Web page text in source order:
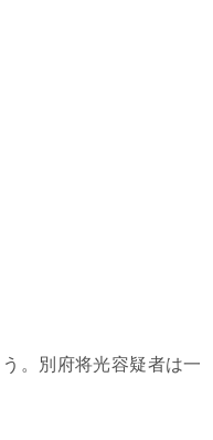
。別府将光容疑者は一